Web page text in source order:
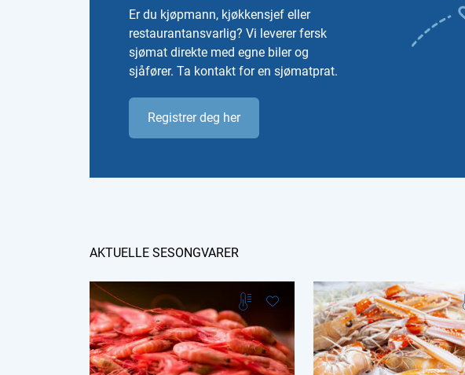
Er du kjøpmann, kjøkkensjef eller
restaurantansvarlig? Vi leverer fersk
sjømat direkte med egne biler og
sjåfører. Ta kontakt for en sjømatprat.
Registrer deg her
AKTUELLE SESONGVARER